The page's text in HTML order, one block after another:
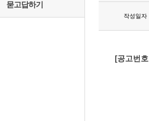
묻고답하기
작성일자
[공고번